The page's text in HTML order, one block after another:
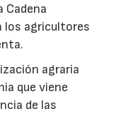
Cadena
los agricultores
agraria
que viene
de las